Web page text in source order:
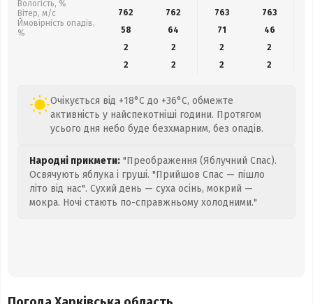
Вологість, %
Вітер, м/с
Ймовірність опадів,
%
762
762 763 763
58
64 71 46
2
2 2
2
2
2 2 2
Очікується від +18°C до +36°C, обмежте
активність у найспекотніші години. Протягом
усього дня небо буде безхмарним, без опадів.
Народні прикмети: "Преображення (Яблучний Спас).
Освячують яблука і груші. "Прийшов Спас — пішло
літо від нас". Сухий день — суха осінь, мокрий —
мокра. Ночі стають по-справжньому холодними."